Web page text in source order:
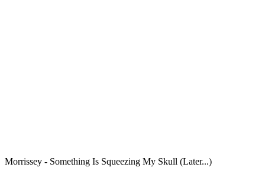
Morrissey - Something Is Squeezing My Skull (Later...)